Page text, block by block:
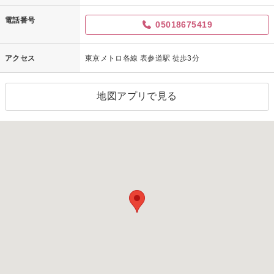
電話番号 05018675419
アクセス 東京メトロ各線 表参道駅 徒歩3分
地図アプリで見る